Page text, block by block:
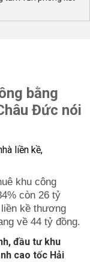
bằng
Đức nói
khu công
còn 26 tỷ
liền kề thương
về 44 tỷ đồng.
đầu tư khu
cao tốc Hải